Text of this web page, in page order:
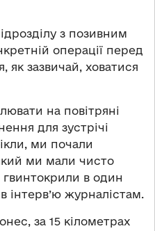
з позивним
операції перед
як зазвичай, ховатися
на повітряні
для зустрічі
ми почали
ми мали чисто
в один
інтерв’ю журналістам.
за 15 кілометрах